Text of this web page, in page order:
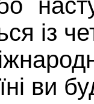
із
ви